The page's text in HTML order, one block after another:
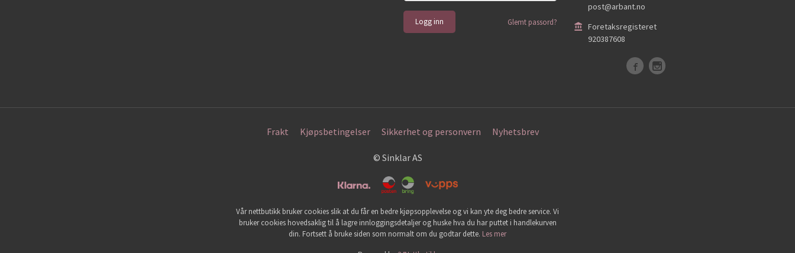
Glemt passord?
post@arbant.no
Foretaksregisteret
920387608
Frakt Kjøpsbetingelser Sikkerhet og personvern Nyhetsbrev
© Sinklar AS
Vår nettbutikk bruker cookies slik at du får en bedre kjøpsopplevelse og vi kan yte deg bedre service. Vi
bruker cookies hovedsaklig til å lagre innloggingsdetaljer og huske hva du har puttet i handlekurven
din. Fortsett å bruke siden som normalt om du godtar dette. Les mer